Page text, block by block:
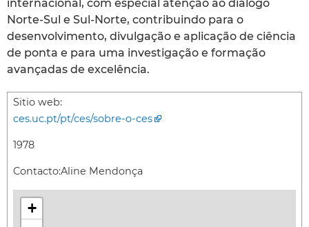
internacional, com especial atenção ao diálogo
Norte-Sul e Sul-Norte, contribuindo para o
desenvolvimento, divulgação e aplicação de ciência
de ponta e para uma investigação e formação
avançadas de excelência.
Sitio web:
ces.uc.pt/pt/ces/sobre-o-ces
1978
Contacto:Aline Mendonça
+